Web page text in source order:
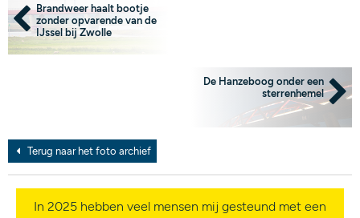
Brandweer haalt bootje
zonder opvarende van de
IJssel bij Zwolle
De Hanzeboog onder een
sterrenhemel
Terug naar het foto archief
In 2025 hebben veel mensen mij gesteund met een